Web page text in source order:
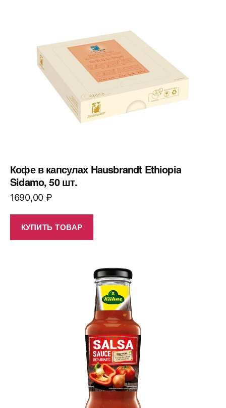
Кофе в капсулах Hausbrandt Ethiopia
Sidamo, 50 шт.
1690,00 ₽
КУПИТЬ ТОВАР